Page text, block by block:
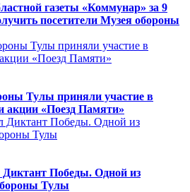
газеты «Коммунар» за 9
посетители Музея обороны
Тулы приняли участие в
акции «Поезд Памяти»
Победы. Одной из
Тулы